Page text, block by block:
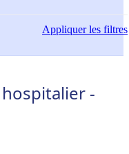
Appliquerles filtres
-